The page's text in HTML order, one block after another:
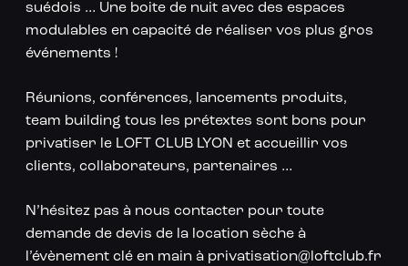
suédois … Une boite de nuit avec des espaces
modulables en capacité de réaliser vos plus gros
événements !
Réunions, conférences, lancements produits,
team building tous les prétextes sont bons pour
privatiser le LOFT CLUB LYON et accueillir vos
clients, collaborateurs, partenaires …
N’hésitez pas à nous contacter pour toute
demande de devis de la location sèche à
l’évènement clé en main à privatisation@loftclub.fr